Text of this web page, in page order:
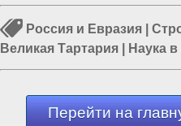
Россия и Евразия
Великая Тартария
Наука
история|Власть в РФ
Перейти на